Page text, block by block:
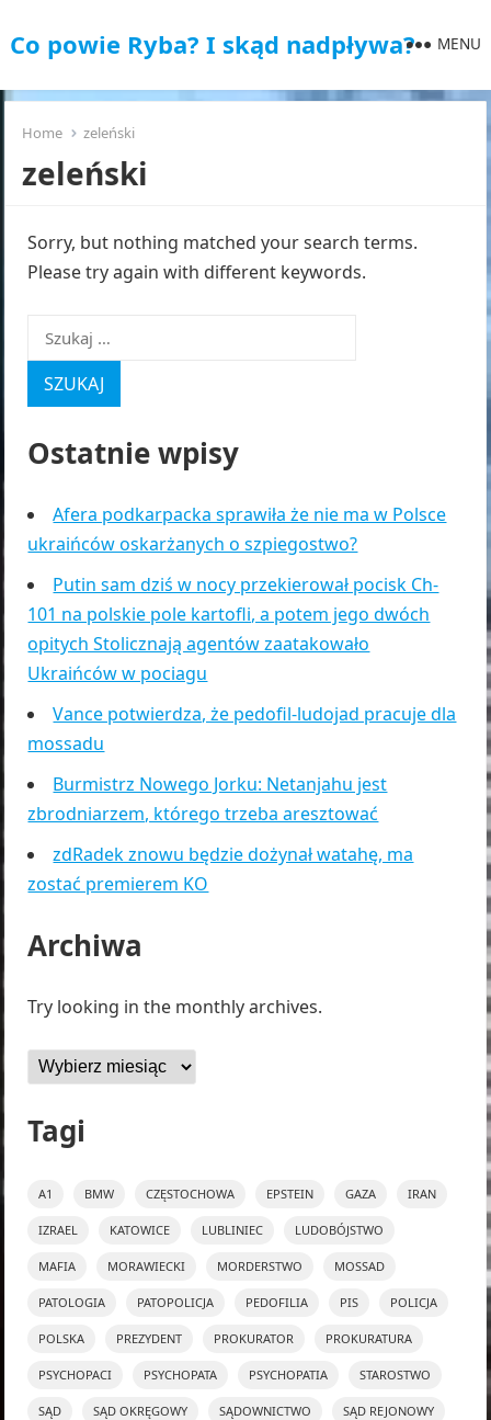
Co powie Ryba? I skąd nadpływa? MENU
Home zeleński
zeleński
Sorry, but nothing matched your search terms.
Please try again with different keywords.
Szukaj:
Ostatnie wpisy
Afera podkarpacka sprawiła że nie ma w Polsce
ukraińców oskarżanych o szpiegostwo?
Putin sam dziś w nocy przekierował pocisk Ch-
101 na polskie pole kartofli, a potem jego dwóch
opitych Stolicznają agentów zaatakowało
Ukraińców w pociagu
Vance potwierdza, że pedofil-ludojad pracuje dla
mossadu
Burmistrz Nowego Jorku: Netanjahu jest
zbrodniarzem, którego trzeba aresztować
zdRadek znowu będzie dożynał watahę, ma
zostać premierem KO
Archiwa
Try looking in the monthly archives.
Archiwa
Tagi
A1 BMW CZĘSTOCHOWA EPSTEIN GAZA IRAN
IZRAEL KATOWICE LUBLINIEC LUDOBÓJSTWO
MAFIA MORAWIECKI MORDERSTWO MOSSAD
PATOLOGIA PATOPOLICJA PEDOFILIA PIS POLICJA
POLSKA PREZYDENT PROKURATOR PROKURATURA
PSYCHOPACI PSYCHOPATA PSYCHOPATIA STAROSTWO
SĄD SĄD OKRĘGOWY SĄDOWNICTWO SĄD REJONOWY